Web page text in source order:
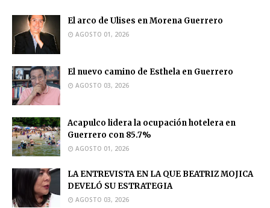
El arco de Ulises en Morena Guerrero
AGOSTO 01, 2026
El nuevo camino de Esthela en Guerrero
AGOSTO 03, 2026
Acapulco lidera la ocupación hotelera en
Guerrero con 85.7%
AGOSTO 01, 2026
LA ENTREVISTA EN LA QUE BEATRIZ MOJICA
DEVELÓ SU ESTRATEGIA
AGOSTO 03, 2026